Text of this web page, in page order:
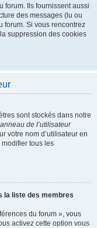
forum. Ils fournissent aussi
des messages (lu ou
forum. Si vous rencontrez
suppression des cookies
sont stockés dans notre
de l’utilisateur
votre nom d’utilisateur en
tous les
la liste des membres
du forum », vous
activez cette option vous